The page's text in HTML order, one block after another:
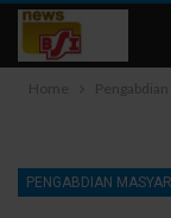
Home